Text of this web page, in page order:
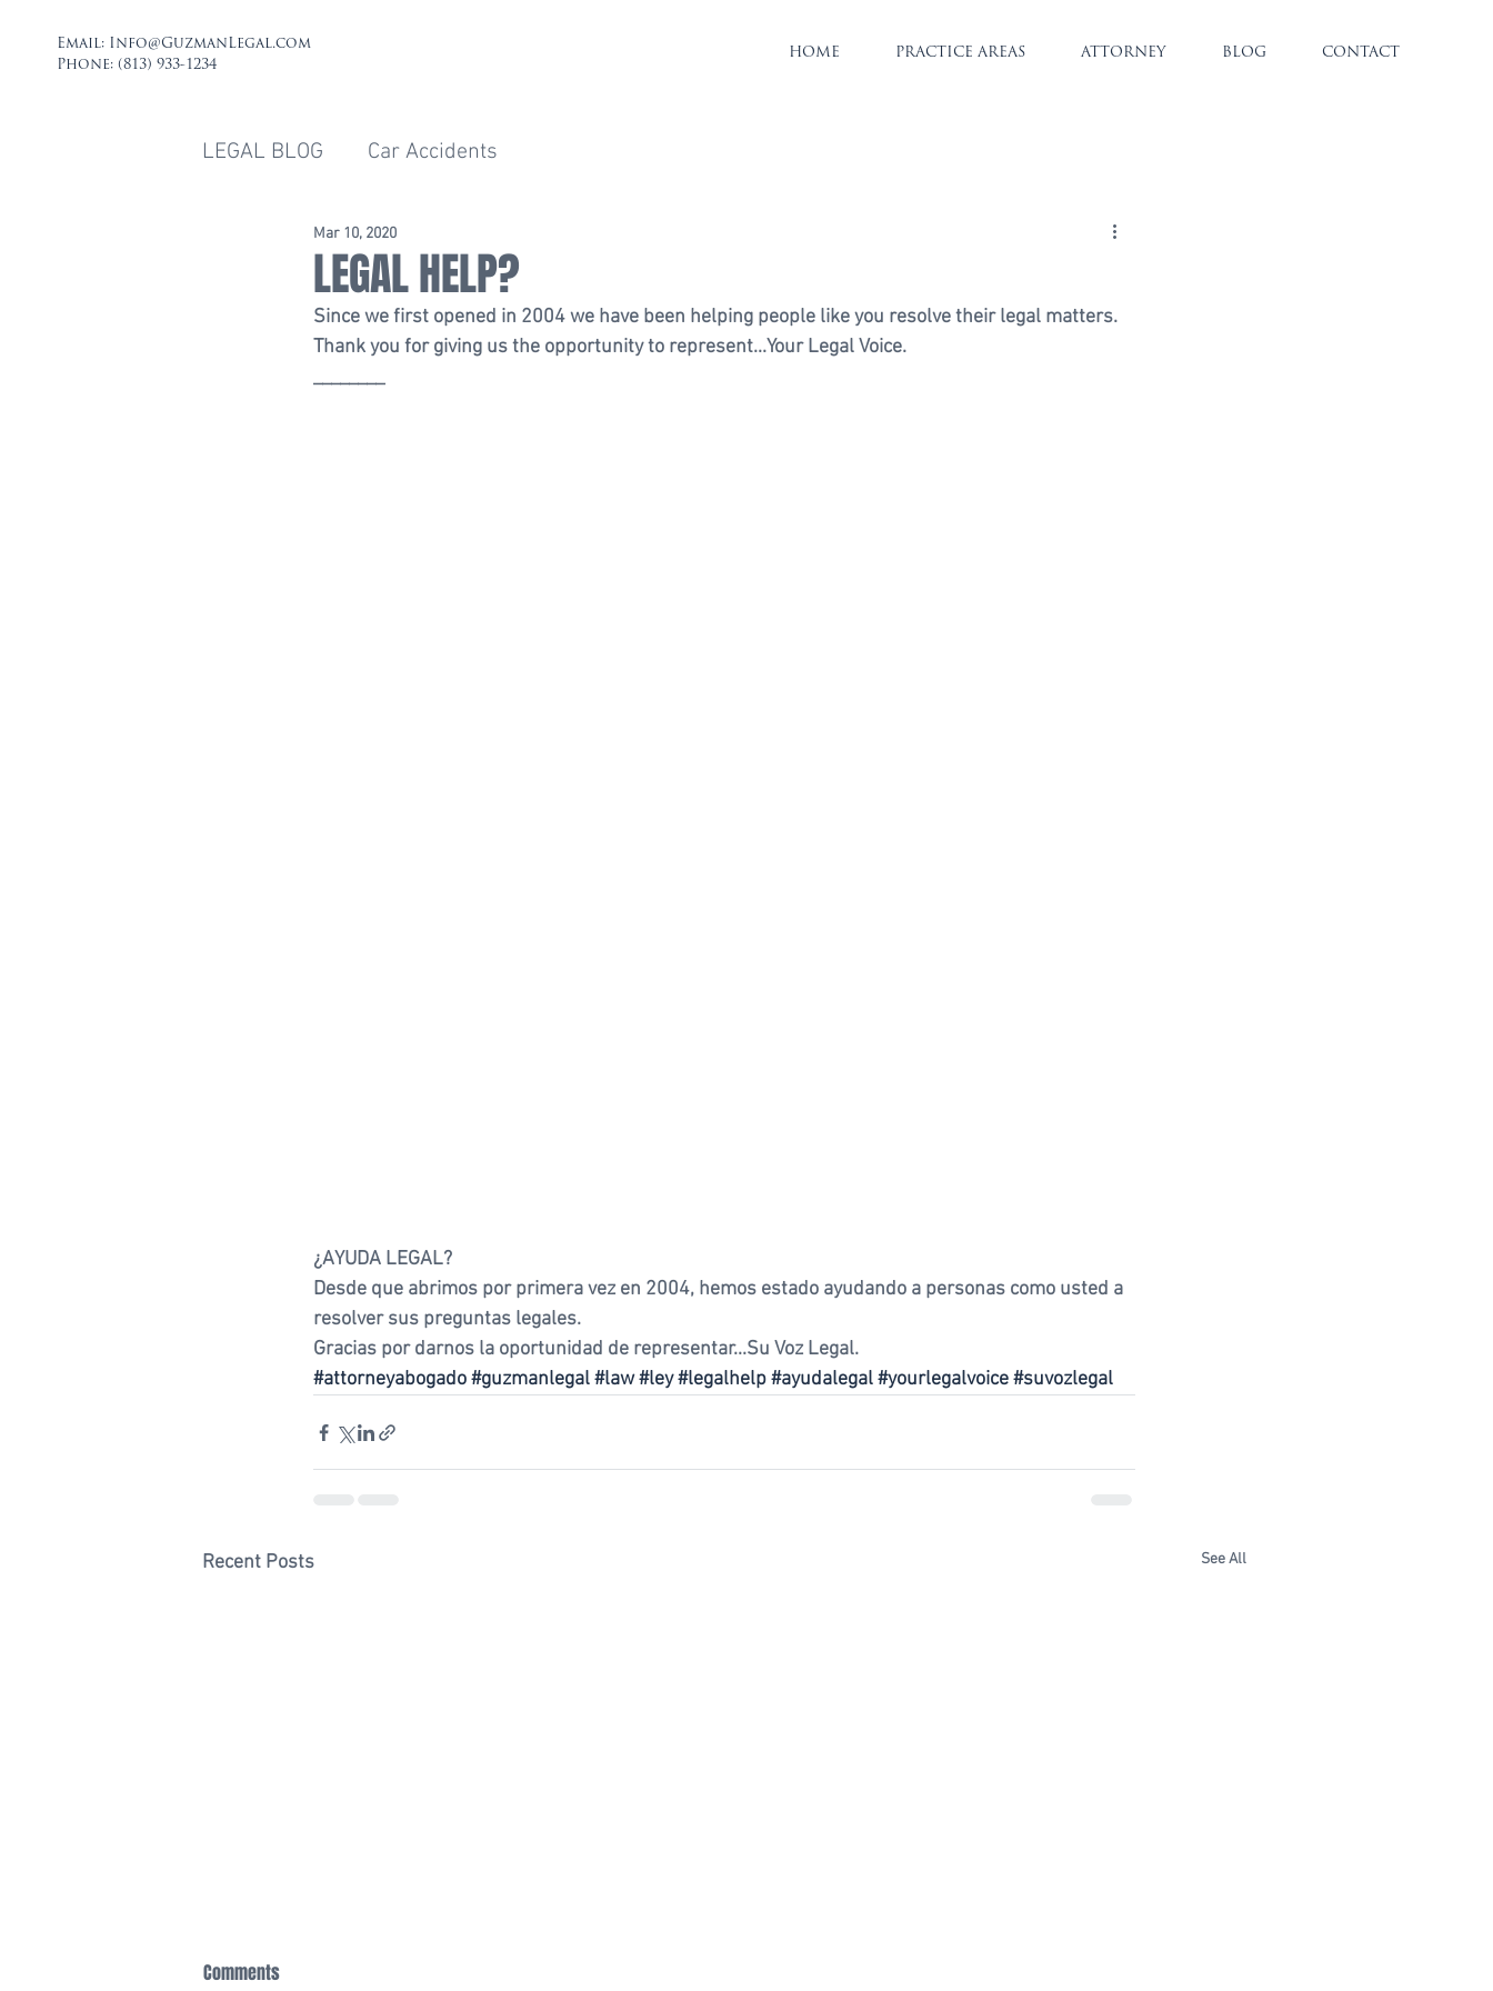
Email: Info@GuzmanLegal.com
Phone: (813) 933-1234
HOME PRACTICE AREAS ATTORNEY BLOG CONTACT
LEGAL BLOG Car Accidents
LEGAL HELP?
Mar 10, 2020
Since we first opened in 2004 we have been helping people like you resolve their legal matters.
Thank you for giving us the opportunity to represent...Your Legal Voice.
________
¿AYUDA LEGAL?
Desde que abrimos por primera vez en 2004, hemos estado ayudando a personas como usted a
resolver sus preguntas legales.
Gracias por darnos la oportunidad de representar...Su Voz Legal.
#attorneyabogado#guzmanlegal#law#ley#legalhelp#ayudalegal#yourlegalvoice#suvozlegal
Recent Posts See All
Comments